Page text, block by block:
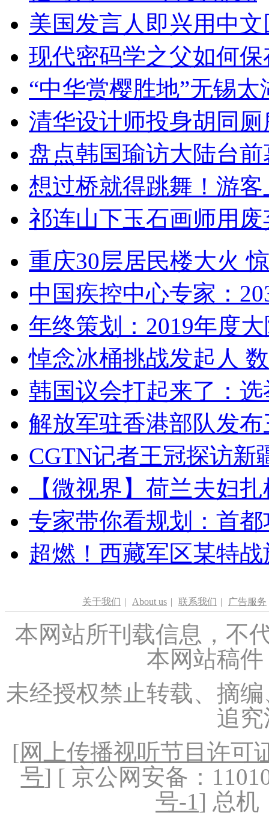
美国发言人即兴用中
现代密码学之父如何
“中华赏樱胜地”无锡
清华设计师投身胡同
盘点韩国瑜访大陆台
想过桥就得跳舞！游客
祁连山下玉石画师用
重庆30层居民楼大火
中国疾控中心专家：
年终策划：2019年度
悼念冰桶挑战发起人
韩国议会打起来了：
解放军驻香港部队发
CGTN记者王冠探访新
【微视界】荷兰夫妇
专家带你看规划：首
超燃！西藏军区某特
关于我们 | About us | 联系我们 | 广告服务
本网站所刊载信息，不
本网站稿
未经授权禁止转载、摘
追
[网上传播视听节目许可
号] [ 京公网安备：
号-1] 总机